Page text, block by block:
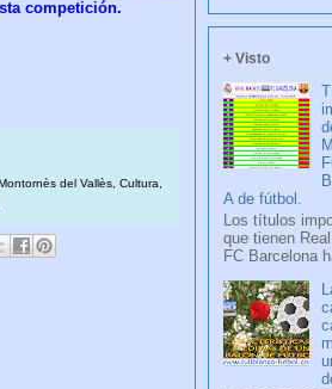
competición.
del Vallès, Cultura,
+ Visto
A de fútbol.
Los títulos
que tienen
FC Barcelona